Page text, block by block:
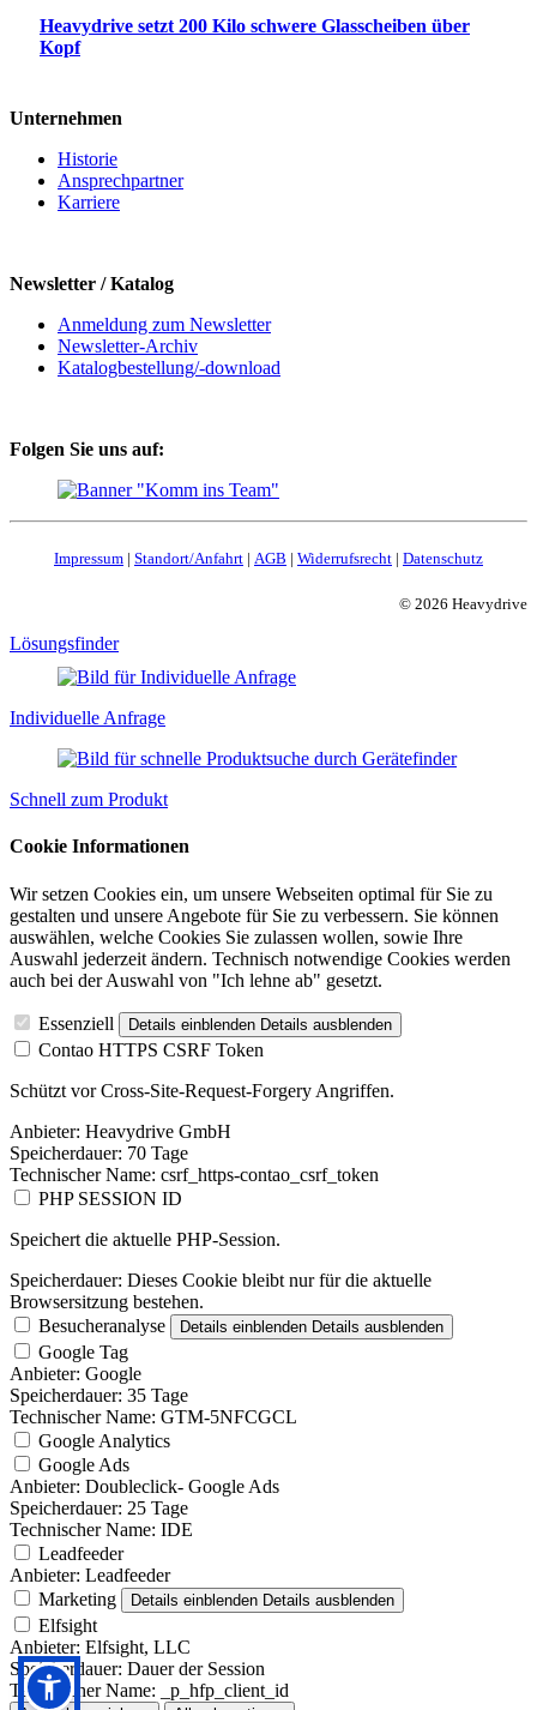
Heavydrive setzt 200 Kilo schwere Glasscheiben über
Kopf
Unternehmen
Historie
Ansprechpartner
Karriere
Newsletter / Katalog
Anmeldung zum Newsletter
Newsletter-Archiv
Katalogbestellung/-download
Folgen Sie uns auf:
Impressum | Standort/Anfahrt | AGB | Widerrufsrecht | Datenschutz
© 2026 Heavydrive
Lösungsfinder
Individuelle Anfrage
Schnell zum Produkt
Cookie Informationen
Wir setzen Cookies ein, um unsere Webseiten optimal für Sie zu
gestalten und unsere Angebote für Sie zu verbessern. Sie können
auswählen, welche Cookies Sie zulassen wollen, sowie Ihre
Auswahl jederzeit ändern. Technisch notwendige Cookies werden
auch bei der Auswahl von "Ich lehne ab" gesetzt.
Essenziell Details einblenden Details ausblenden
Contao HTTPS CSRF Token
Schützt vor Cross-Site-Request-Forgery Angriffen.
Anbieter: Heavydrive GmbH
Speicherdauer: 70 Tage
Technischer Name: csrf_https-contao_csrf_token
PHP SESSION ID
Speichert die aktuelle PHP-Session.
Speicherdauer: Dieses Cookie bleibt nur für die aktuelle
Browsersitzung bestehen.
Besucheranalyse
Details einblenden Details ausblenden
Google Tag
Anbieter: Google
Speicherdauer: 35 Tage
Technischer Name: GTM-5NFCGCL
Google Analytics
Google Ads
Anbieter: Doubleclick- Google Ads
Speicherdauer: 25 Tage
Technischer Name: IDE
Leadfeeder
Anbieter: Leadfeeder
Marketing
Details einblenden Details ausblenden
Elfsight
Anbieter: Elfsight, LLC
Speicherdauer: Dauer der Session
Technischer Name: _p_hfp_client_id